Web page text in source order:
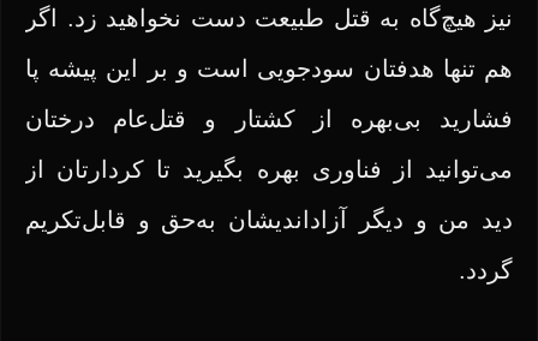
نیز هیچ‌گاه به قتل طبیعت دست نخواهید زد. اگر
هم تنها هدفتان سودجویی است و بر این پیشه پا
فشارید بی‌بهره از کشتار و قتل‌عام درختان
می‌توانید از فناوری بهره بگیرید تا کردارتان از
دید من و دیگر آزاداندیشان به‌حق و قابل‌تکریم
گردد.